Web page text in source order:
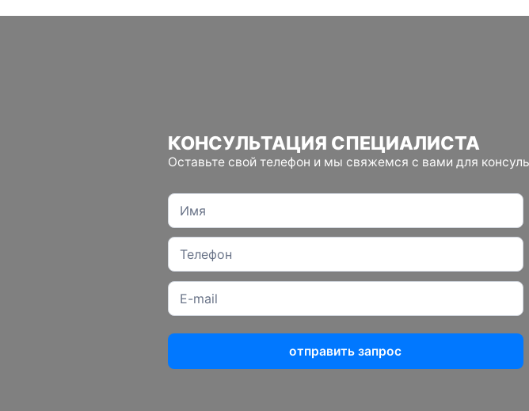
КОНСУЛЬТАЦИЯ СПЕЦИАЛИСТА
Оставьте свой телефон и мы свяжемся с вами для
отправить запрос